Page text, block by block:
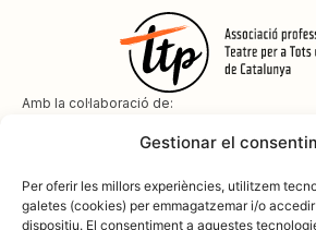
Gestionar el
Per oferir les millors experiències, utilitzem
galetes (cookies) per emmagatzemar i/o
dispositiu. El consentiment a aquestes
Amb la col·laboració de: